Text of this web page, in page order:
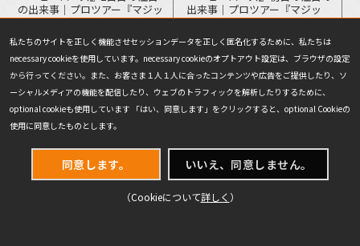
の出来事｜プロツアー『マジッ
ク：ザ・ギャザリング | マーベ
ル スーパー・ヒーローズ』
出来事｜プロツアー『マジッ
ク：ザ・ギャザリング | マーベ
ル スーパー・ヒーローズ』
2026.7.20
戦略記事
プロツアー『マジック：ザ・ギ
ャザリング | マーベル スーパー
ールとデッキリスト｜プロツア
ー『マジック：ザ・ギャザリン
グ | マーベル スーパー・ヒーロ
2026.7.19
お知らせ
「マジック・プロツアー殿堂」
| マーベル スーパー・ヒーロー
ズ』
私たちのサイトを正しく機能させセッションデータを正しく匿名化するために、私たちは
necessary cookieを使用しています。necessary cookieのオプトアウト設定は、ブラウザの設定
から行ってください。また、お客さま１人１人に合ったコンテンツや広告をご提供したり、ソ
ーシャルメディアの機能を配信したり、ウェブのトラフィックを解析したりするために、
optional cookieも使用しています 「はい、同意します」をクリックすると、optional Cookieの
使用に同意したものとします。
同意します。 いいえ、同意しません。
（Cookieについて詳しく ）